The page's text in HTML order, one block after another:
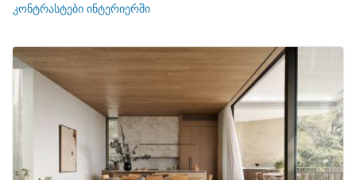
ი
კონტრასტები ინტერიერში